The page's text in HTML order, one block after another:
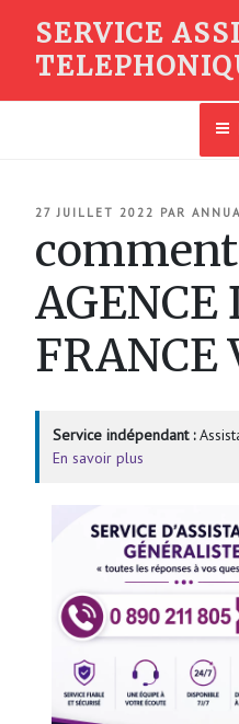
contenu
SERVICE
PUBLIÉ
27 JUILLET 2022 PAR
AGENCE
FRANCE
Service indépendant :
En savoir plus